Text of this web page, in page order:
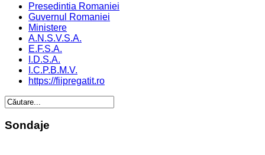
Presedintia Romaniei
Guvernul Romaniei
Ministere
A.N.S.V.S.A.
E.F.S.A.
I.D.S.A.
I.C.P.B.M.V.
https://fiipregatit.ro
Sondaje